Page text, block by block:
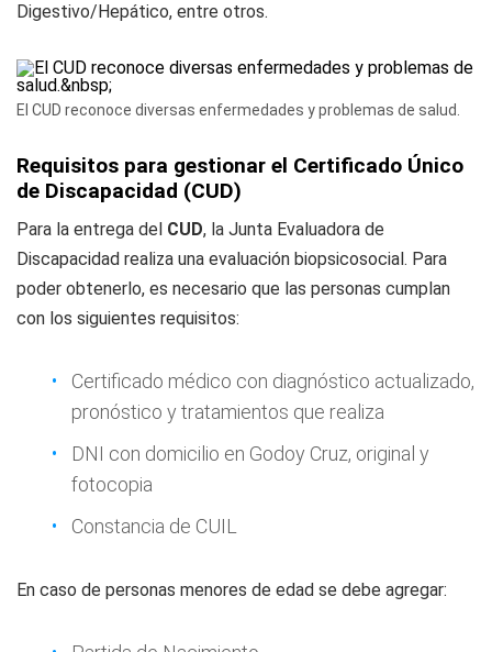
Digestivo/Hepático, entre otros.
El CUD reconoce diversas enfermedades y problemas de salud.
Requisitos para gestionar el Certificado Único
de Discapacidad (CUD)
Para la entrega del CUD, la Junta Evaluadora de
Discapacidad realiza una evaluación biopsicosocial. Para
poder obtenerlo, es necesario que las personas cumplan
con los siguientes requisitos:
Certificado médico con diagnóstico actualizado,
pronóstico y tratamientos que realiza
DNI con domicilio en Godoy Cruz, original y
fotocopia
Constancia de CUIL
En caso de personas menores de edad se debe agregar: